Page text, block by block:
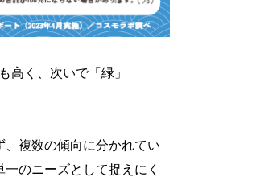
高く、次いで「緑」
複数の傾向に分かれてい
のニーズとして捉えにく